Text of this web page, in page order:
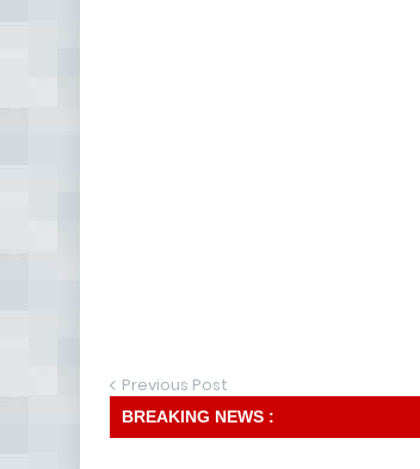
Previous Post
BREAKING NEWS :